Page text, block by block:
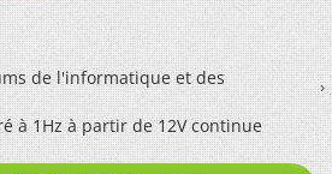
de l'informatique et des
à 1Hz à partir de 12V continue